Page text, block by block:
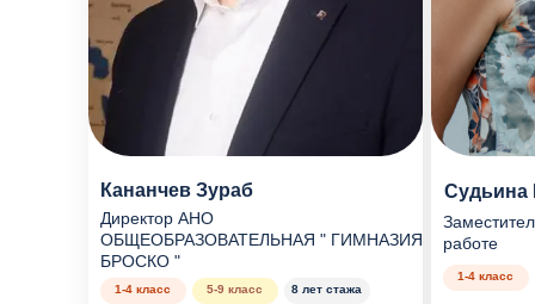
Кананчев Зураб
Директор АНО
ОБЩЕОБРАЗОВАТЕЛЬНАЯ " ГИМНАЗИЯ
БРОСКО "
1-4 класс 5-9 класс 8 лет стажа
Судьина
работе
1-4 класс